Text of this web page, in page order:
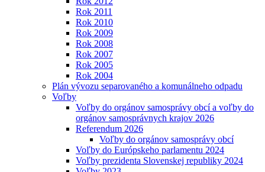
Rok 2011
Rok 2010
Rok 2009
Rok 2008
Rok 2007
Rok 2005
Rok 2004
Plán vývozu separovaného a komunálneho odpadu
Voľby
Voľby do orgánov samosprávy obcí a voľby do
orgánov samosprávnych krajov 2026
Referendum 2026
Voľby do orgánov samosprávy obcí
Voľby do Európskeho parlamentu 2024
Voľby prezidenta Slovenskej republiky 2024